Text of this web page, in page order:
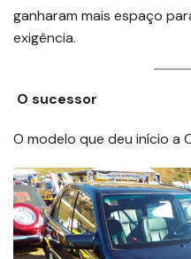
ganharam mais espaço
exigência.
O sucessor
O modelo que deu início a